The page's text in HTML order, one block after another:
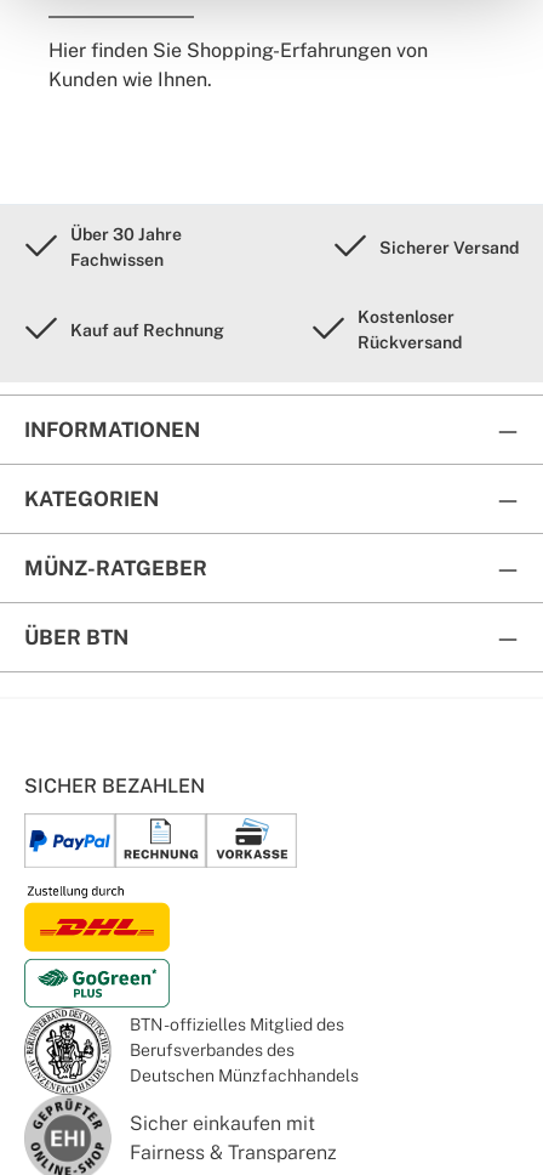
Hier finden Sie Shopping-Erfahrungen von
Kunden wie Ihnen.
Über 30 Jahre
Fachwissen
Sicherer Versand
Kauf auf Rechnung
Kostenloser
Rückversand
INFORMATIONEN
KATEGORIEN
MÜNZ-RATGEBER
ÜBER BTN
SICHER BEZAHLEN
BTN - offizielles Mitglied des
Berufsverbandes des
Deutschen Münzfachhandels
Sicher einkaufen mit
Fairness & Transparenz